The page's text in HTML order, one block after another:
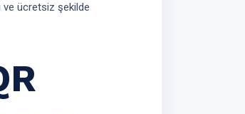
ve ücretsiz şekilde